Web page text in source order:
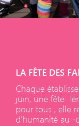
LA FÊTE DES
Chaque
juin, une fête.
pour tous , elle
d’humanité au